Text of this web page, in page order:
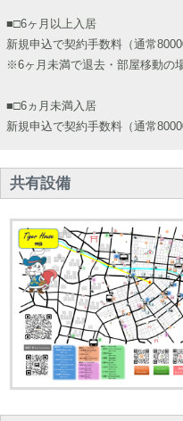
■□6ヶ月以上入居
新規申込で契約手数料（通常
※6ヶ月未満で退去・部屋移動の
■□6ヵ月未満入居
新規申込で契約手数料（通常
共有設備